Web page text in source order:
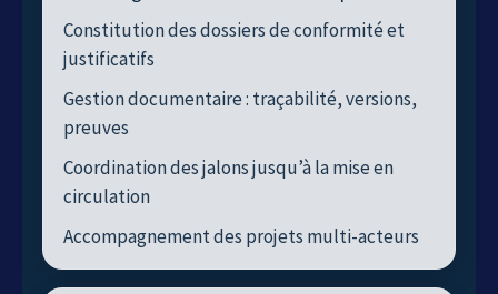
Constitution des dossiers de conformité et
justificatifs
Gestion documentaire : traçabilité, versions,
preuves
Coordination des jalons jusqu’à la mise en
circulation
Accompagnement des projets multi-acteurs